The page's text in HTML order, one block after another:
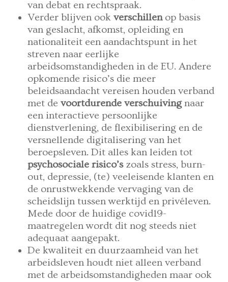
van debat en rechtspraak.
Verder blijven ookverschillenop basis
van geslacht, afkomst, opleiding en
nationaliteit een aandachtspunt in het
streven naar eerlijke
arbeidsomstandigheden in de EU. Andere
opkomende risico’s die meer
beleidsaandacht vereisen houden verband
met devoortdurende verschuivingnaar
een interactieve persoonlijke
dienstverlening, de flexibilisering en de
versnellende digitalisering van het
beroepsleven. Dit alles kan leiden tot
psychosociale risico’szoals stress, burn-
out, depressie, (te) veeleisende klanten en
de onrustwekkende vervaging van de
scheidslijn tussen werktijd en privéleven.
Mede door de huidige covid19-
maatregelen wordt dit nog steeds niet
adequaat aangepakt.
De kwaliteit en duurzaamheid van het
arbeidsleven houdt niet alleen verband
met de arbeidsomstandigheden maar ook